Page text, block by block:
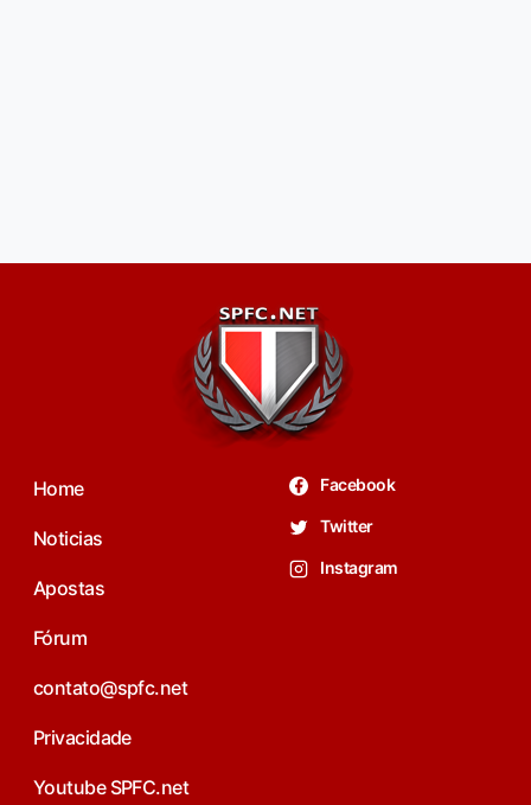
Home
Noticias
Apostas
Fórum
contato@spfc.net
Privacidade
Youtube SPFC.net
Facebook
Twitter
Instagram